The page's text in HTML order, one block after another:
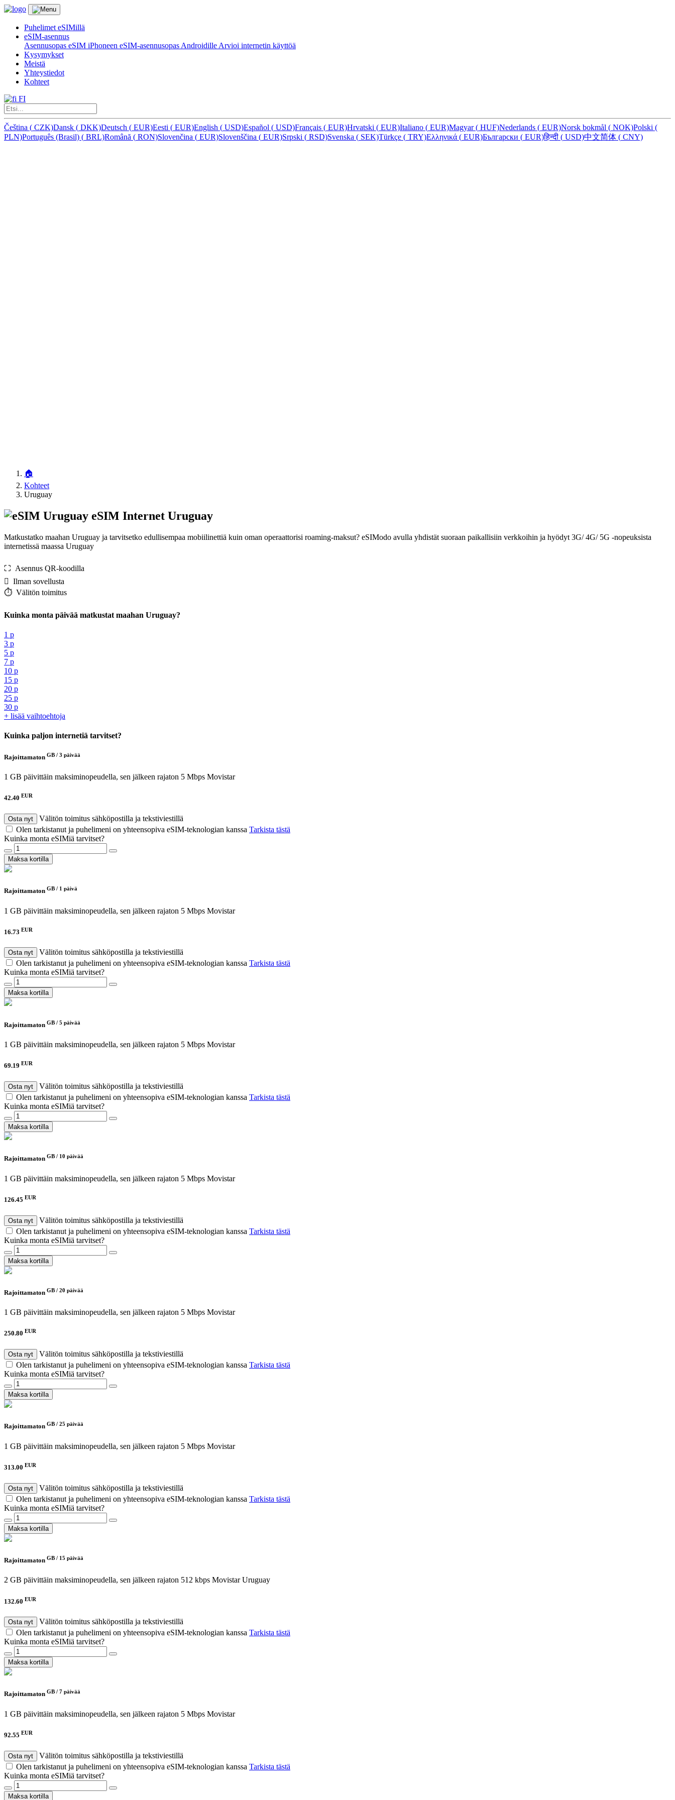
Puhelimet eSIMillä
eSIM-asennus
Asennusopas eSIM iPhoneen eSIM-asennusopas Androidille Arvioi internetin käyttöä
Kysymykset
Meistä
Yhteystiedot
Kohteet
FI
Čeština ( CZK)Dansk ( DKK)Deutsch ( EUR)Eesti ( EUR)English ( USD)Español ( USD)Français ( EUR)Hrvatski ( EUR)Italiano ( EUR)Magyar( HUF)Nederlands ( EUR)Norsk bokmål ( NOK)Polski (
PLN)Português (Brasil) ( BRL)Română ( RON)Slovenčina ( EUR)Slovenščina ( EUR)Srpski ( RSD)Svenska ( SEK)Türkçe ( TRY)Ελληνικά ( EUR)Български ( EUR)हिन्दी ( USD)中文简体 ( CNY)
🏠
Kohteet
Uruguay
eSIM Internet Uruguay
Matkustatko maahan Uruguay ja tarvitsetko edullisempaa mobiilinettiä kuin oman operaattorisi roaming-maksut? eSIModo avulla yhdistät suoraan paikallisiin verkkoihin ja hyödyt 3G/ 4G/ 5G -nopeuksista
internetissä maassa Uruguay
⛶️️ Asennus QR-koodilla
️ Ilman sovellusta
⏱️️ Välitön toimitus
Kuinka monta päivää matkustat maahan Uruguay?
1 p
3 p
5 p
7 p
10 p
15 p
20 p
25 p
30 p
+ lisää vaihtoehtoja
Kuinka paljon internetiä tarvitset?
Rajoittamaton GB / 3 päivää
1 GB päivittäin maksiminopeudella, sen jälkeen rajaton 5 Mbps Movistar
42.40 EUR
Osta nyt
Välitön toimitus sähköpostilla ja tekstiviestillä
Olen tarkistanut ja puhelimeni on yhteensopiva eSIM-teknologian kanssa Tarkista tästä
Kuinka monta eSIMiä tarvitset?
Maksa kortilla
Rajoittamaton GB / 1 päivä
1 GB päivittäin maksiminopeudella, sen jälkeen rajaton 5 Mbps Movistar
16.73 EUR
Osta nyt
Välitön toimitus sähköpostilla ja tekstiviestillä
Olen tarkistanut ja puhelimeni on yhteensopiva eSIM-teknologian kanssa Tarkista tästä
Kuinka monta eSIMiä tarvitset?
Maksa kortilla
Rajoittamaton GB / 5 päivää
1 GB päivittäin maksiminopeudella, sen jälkeen rajaton 5 Mbps Movistar
69.19 EUR
Osta nyt
Välitön toimitus sähköpostilla ja tekstiviestillä
Olen tarkistanut ja puhelimeni on yhteensopiva eSIM-teknologian kanssa Tarkista tästä
Kuinka monta eSIMiä tarvitset?
Maksa kortilla
Rajoittamaton GB / 10 päivää
1 GB päivittäin maksiminopeudella, sen jälkeen rajaton 5 Mbps Movistar
126.45 EUR
Osta nyt
Välitön toimitus sähköpostilla ja tekstiviestillä
Olen tarkistanut ja puhelimeni on yhteensopiva eSIM-teknologian kanssa Tarkista tästä
Kuinka monta eSIMiä tarvitset?
Maksa kortilla
Rajoittamaton GB / 20 päivää
1 GB päivittäin maksiminopeudella, sen jälkeen rajaton 5 Mbps Movistar
250.80 EUR
Osta nyt
Välitön toimitus sähköpostilla ja tekstiviestillä
Olen tarkistanut ja puhelimeni on yhteensopiva eSIM-teknologian kanssa Tarkista tästä
Kuinka monta eSIMiä tarvitset?
Maksa kortilla
Rajoittamaton GB / 25 päivää
1 GB päivittäin maksiminopeudella, sen jälkeen rajaton 5 Mbps Movistar
313.00 EUR
Osta nyt
Välitön toimitus sähköpostilla ja tekstiviestillä
Olen tarkistanut ja puhelimeni on yhteensopiva eSIM-teknologian kanssa Tarkista tästä
Kuinka monta eSIMiä tarvitset?
Maksa kortilla
Rajoittamaton GB / 15 päivää
2 GB päivittäin maksiminopeudella, sen jälkeen rajaton 512 kbps Movistar Uruguay
132.60 EUR
Osta nyt
Välitön toimitus sähköpostilla ja tekstiviestillä
Olen tarkistanut ja puhelimeni on yhteensopiva eSIM-teknologian kanssa Tarkista tästä
Kuinka monta eSIMiä tarvitset?
Maksa kortilla
Rajoittamaton GB / 7 päivää
1 GB päivittäin maksiminopeudella, sen jälkeen rajaton 5 Mbps Movistar
92.55 EUR
Osta nyt
Välitön toimitus sähköpostilla ja tekstiviestillä
Olen tarkistanut ja puhelimeni on yhteensopiva eSIM-teknologian kanssa Tarkista tästä
Kuinka monta eSIMiä tarvitset?
Maksa kortilla